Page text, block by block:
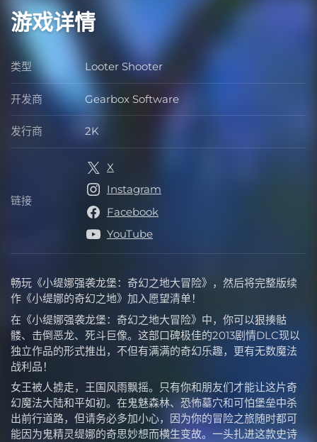
游戏详情
畅玩《小缇娜强袭龙堡：奇幻之地大冒险》，然后将完整版续
作《小缇娜的奇幻之地》加入愿望清单！
在《小缇娜强袭龙堡：奇幻之地大冒险》中，你可以狠揍骷
髅、击倒恶龙、死斗巨像。这部口碑极佳的2013剧情DLC现以
独立作品的形式推出，不但有满满的奇幻乐趣，更有无数魔法
战利品！
女王被人掳走，王国风雨飘摇。只有你和朋友们才能让这片奇
幻魔法大陆和平如初。在鬼魅森林、恐怖墓穴和可怕堡垒中杀
出前行道路，但请务必多加小心，因为你的冒险之旅随时都可
能因为鬼精灵缇娜的奇思妙想而横生变故。一头扎进这款史诗
类型 类型
Looter Shooter
开发商 开发商
Gearbox Software
发行商 发行商
2K
链接 链接
X
Instagram
Facebook
YouTube